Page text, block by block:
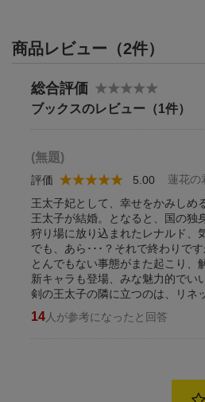
商品レビュー（2件）
総合評価
ブックスのレビュー（1件）
(無題)
蓮花の
評価 5.00
王太子妃として、幸せをかみしめ
王太子が結婚。となると、国の独
狩り場に放り込まれたレナルド、
でも、あら･･･？それで終わりです
とんでもない事態がまた起こり、
新キャラも登場、みな魅力的でい
剣の王太子の隣に立つのは、リネ
14 人が参考になったと回答